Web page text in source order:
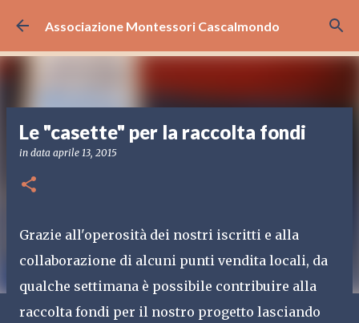
Passa ai contenuti principali
Associazione Montessori Cascalmondo
Le "casette" per la raccolta fondi
in data aprile 13, 2015
Grazie all'operosità dei nostri iscritti e alla
collaborazione di alcuni punti vendita locali, da
qualche settimana è possibile contribuire alla
raccolta fondi per il nostro progetto lasciando